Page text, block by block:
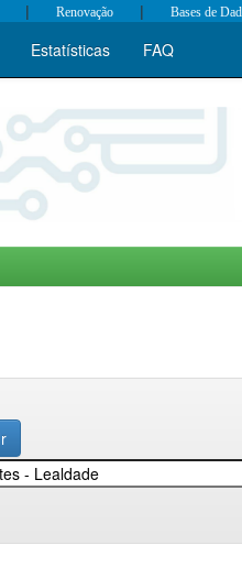
| Renovação | Bases de
Estatísticas FAQ